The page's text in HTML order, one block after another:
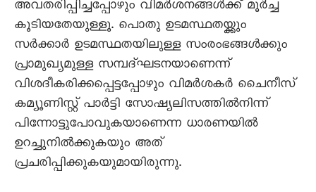
അവതരിപ്പിച്ചപ്പോഴും വിമർശനങ്ങൾക്ക് മൂർച്ച
കൂടിയതേയുള്ളൂ. പൊതു ഉടമസ്ഥതയ്ക്കും
സർക്കാർ ഉടമസ്ഥതയിലുള്ള സംരംഭങ്ങൾക്കും
പ്രാമുഖ്യമുള്ള സമ്പദ്ഘടനയാണെന്ന്
വിശദീകരിക്കപ്പെട്ടപ്പോഴും വിമർശകർ ചെെനീസ്
കമ്യൂണിസ്റ്റ് പാർട്ടി സോഷ്യലിസത്തിൽനിന്ന്
പിന്നോട്ടുപോവുകയാണെന്ന ധാരണയിൽ
ഉറച്ചുനിൽക്കുകയും അത്
പ്രചരിപ്പിക്കുകയുമായിരുന്നു.